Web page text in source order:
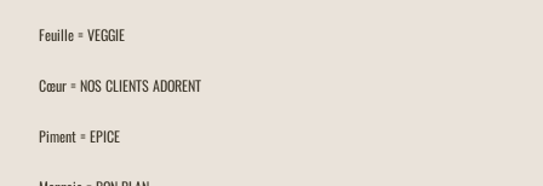
Feuille = VEGGIE
Cœur = NOS CLIENTS ADORENT
Piment = EPICE